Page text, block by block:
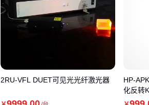
2RU-VFL DUET可见光光纤激光器
HP-
化反转